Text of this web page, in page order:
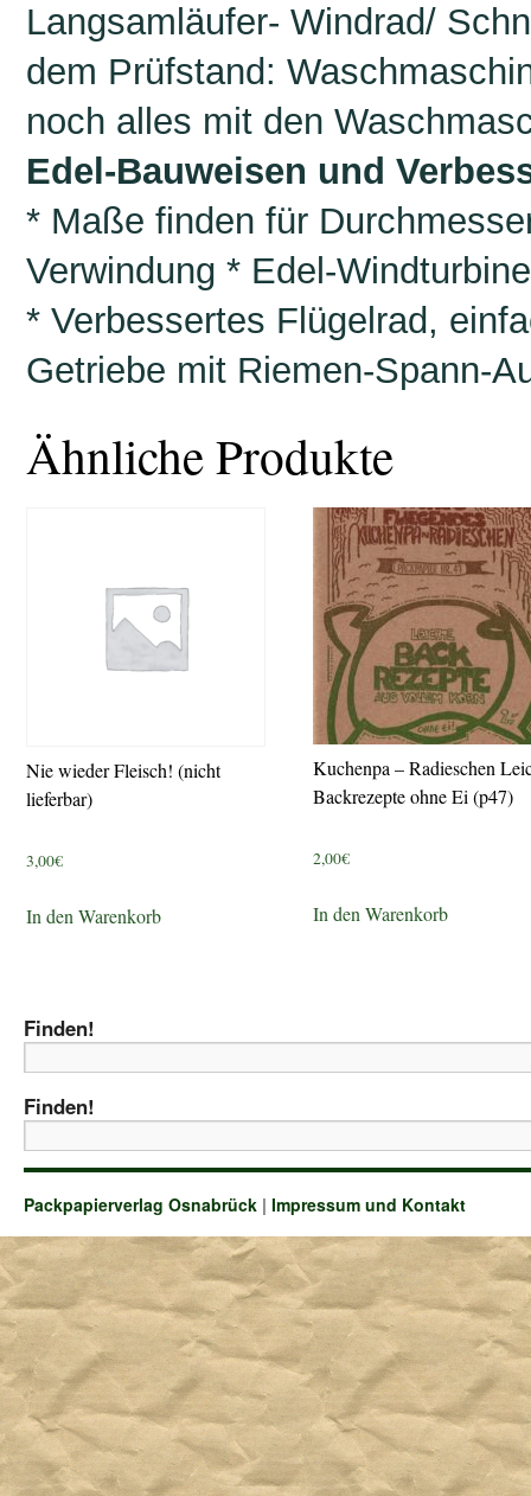
Langsamläufer- Windrad/
dem Prüfstand:
noch alles mit den
Edel-Bauweisen und
* Maße finden für
Verwindung * Edel-
* Verbessertes Flügelrad,
Getriebe mit Riemen-Spann-
Ähnliche Produkte
Nie wieder Fleisch! (nicht
lieferbar)
3,00€
In den Warenkorb
Kuchenpa – Radieschen
Backrezepte ohne Ei (p47)
2,00€
In den Warenkorb
Finden!
Finden!
Packpapierverlag Osnabrück | Impressum und Kontakt